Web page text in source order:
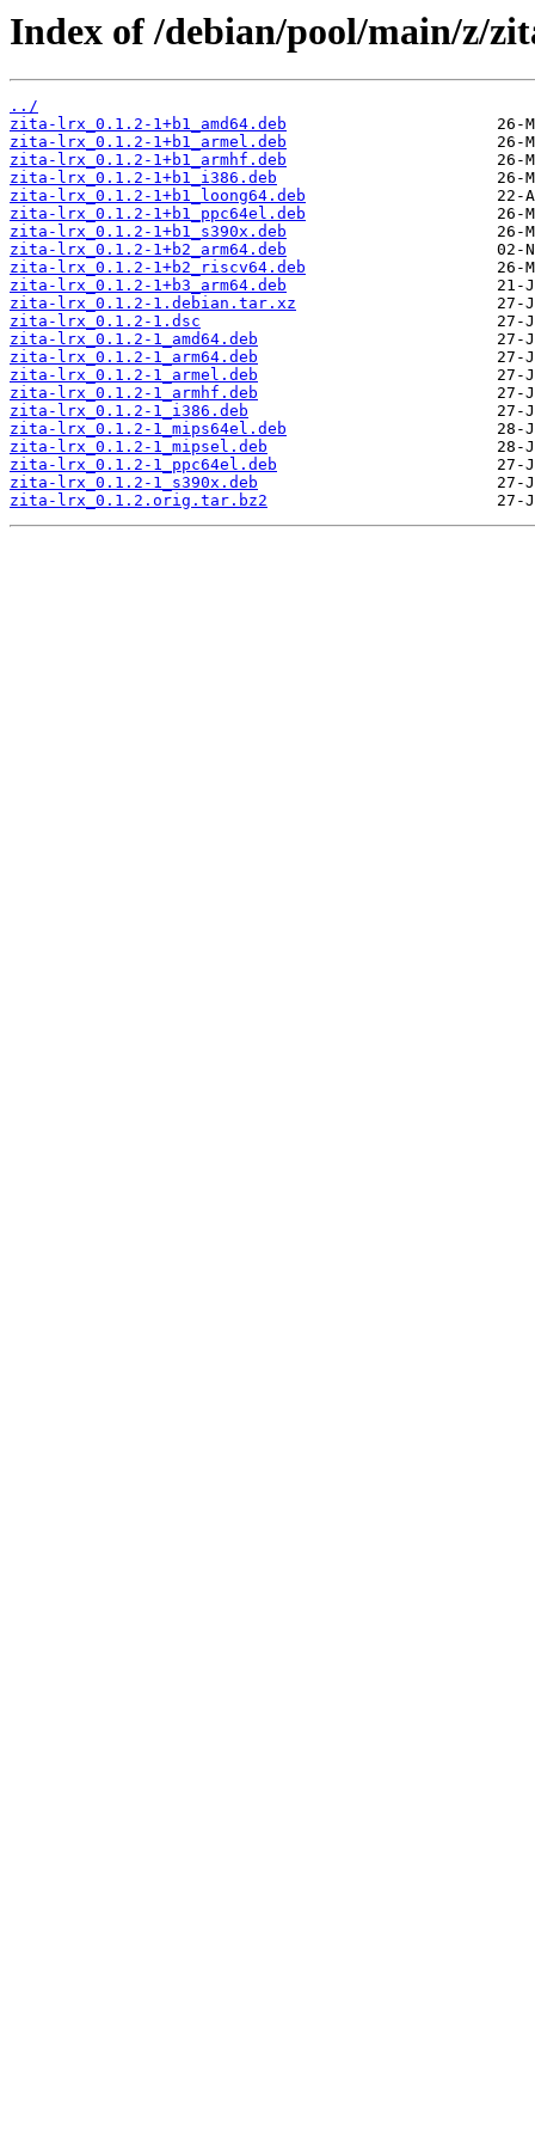
Index of /debian/pool/main/z/
../
zita-lrx_0.1.2-1+b1_amd64.deb
zita-lrx_0.1.2-1+b1_armel.deb
zita-lrx_0.1.2-1+b1_armhf.deb
zita-lrx_0.1.2-1+b1_i386.deb
zita-lrx_0.1.2-1+b1_loong64.deb
zita-lrx_0.1.2-1+b1_ppc64el.deb
zita-lrx_0.1.2-1+b1_s390x.deb
zita-lrx_0.1.2-1+b2_arm64.deb
zita-lrx_0.1.2-1+b2_riscv64.deb
zita-lrx_0.1.2-1+b3_arm64.deb
zita-lrx_0.1.2-1.debian.tar.xz
zita-lrx_0.1.2-1.dsc
zita-lrx_0.1.2-1_amd64.deb
zita-lrx_0.1.2-1_arm64.deb
zita-lrx_0.1.2-1_armel.deb
zita-lrx_0.1.2-1_armhf.deb
zita-lrx_0.1.2-1_i386.deb
zita-lrx_0.1.2-1_mips64el.deb
zita-lrx_0.1.2-1_mipsel.deb
zita-lrx_0.1.2-1_ppc64el.deb
zita-lrx_0.1.2-1_s390x.deb
zita-lrx_0.1.2.orig.tar.bz2